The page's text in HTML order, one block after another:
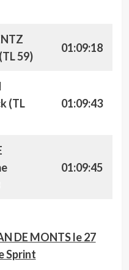
59)
01:09:18
(TL
01:09:43
01:09:45
DE MONTS le 27
Sprint